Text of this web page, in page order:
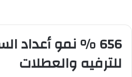
656 % نمو أعداد
للترفيه والعطلات